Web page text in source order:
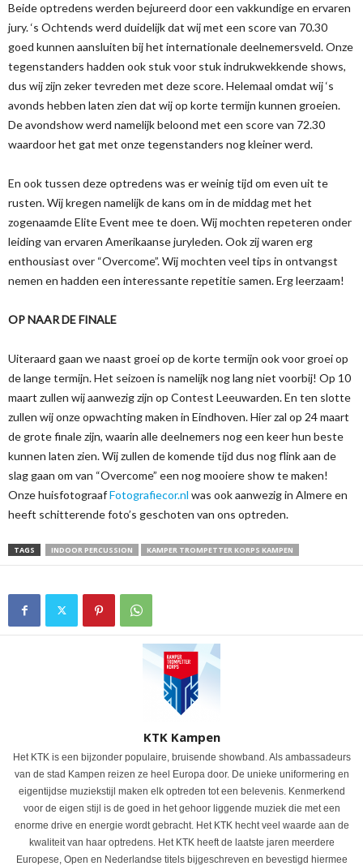
Beide optredens werden bejureerd door een vakkundige en ervaren
jury. ‘s Ochtends werd duidelijk dat wij met een score van 70.30
goed kunnen aansluiten bij het internationale deelnemersveld. Onze
tegenstanders hadden ook stuk voor stuk indrukwekkende shows,
dus wij zijn zeker tevreden met deze score. Helemaal omdat wij ‘s
avonds hebben laten zien dat wij op korte termijn kunnen groeien.
De avondshow werd namelijk beloond met een score van 72.30
waardoor het gat met onze tegenstanders nog kleiner werd.
En ook tussen deze optredens was er weinig tijd om even uit te
rusten. Wij kregen namelijk de kans om in de middag met het
zogenaamde Elite Event mee te doen. Wij mochten repeteren onder
leiding van ervaren Amerikaanse juryleden. Ook zij waren erg
enthousiast over “Overcome”. Wij mochten veel tips in ontvangst
nemen en hadden een interessante repetitie samen. Erg leerzaam!
OP NAAR DE FINALE
Uiteraard gaan we naast groei op de korte termijn ook voor groei op
de lange termijn. Het seizoen is namelijk nog lang niet voorbij! Op 10
maart zullen wij aanwezig zijn op Contest Leeuwarden. En ten slotte
zullen wij onze opwachting maken in Eindhoven. Hier zal op 24 maart
de grote finale zijn, waarin alle deelnemers nog een keer hun beste
kunnen laten zien. Wij zullen de komende tijd dus nog flink aan de
slag gaan om van “Overcome” een nog mooiere show te maken!
Onze huisfotograafFotografiecor.nl was ook aanwezig in Almere en
heeft schitterende foto’s geschoten van ons optreden.
TAGS INDOOR PERCUSSION KAMPER TROMPETTER KORPS KAMPEN
KTK Kampen
Het KTK is een bijzonder populaire, bruisende showband. Als ambassadeurs
van de stad Kampen reizen ze heel Europa door. De unieke uniformering en
eigentijdse muziekstijl maken elk optreden tot een belevenis. Kenmerkend
voor de eigen stijl is de goed in het gehoor liggende muziek die met een
enorme drive en energie wordt gebracht. Het KTK hecht veel waarde aan de
kwaliteit van haar optredens. Het KTK heeft de laatste jaren meerdere
Europese, Open en Nederlandse titels bijgeschreven en bevestigd hiermee